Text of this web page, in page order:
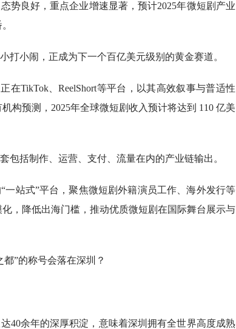
势良好，重点企业增速显著，预计2025年微短剧产业
打小闹，正成为下一个百亿美元级别的黄金赛道。
在TikTok、ReelShort等平台，以其高效叙事与普适性
构预测，2025年全球微短剧收入预计将达到 110 亿美
包括制作、运营、支付、流量在内的产业链输出。
一站式”平台，聚焦微短剧外籍演员工作、海外发行等
，降低出海门槛，推动优质微短剧在国际舞台展示与
”的称号会落在深圳？
40余年的深厚积淀，意味着深圳拥有全世界高度成熟